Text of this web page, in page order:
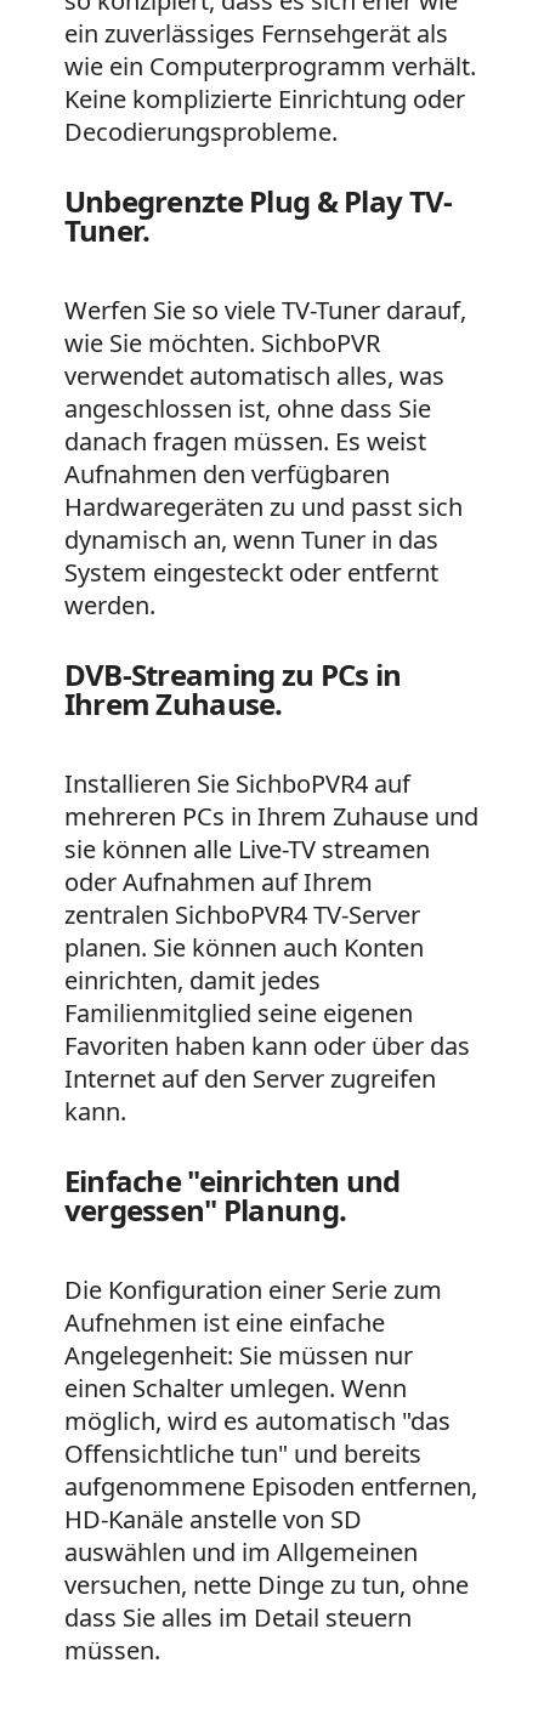
ein zuverlässiges Fernsehgerät als
wie ein Computerprogramm verhält.
Keine komplizierte Einrichtung oder
Decodierungsprobleme.
Unbegrenzte Plug & Play TV-
Tuner.
Werfen Sie so viele TV-Tuner darauf,
wie Sie möchten. SichboPVR
verwendet automatisch alles, was
angeschlossen ist, ohne dass Sie
danach fragen müssen. Es weist
Aufnahmen den verfügbaren
Hardwaregeräten zu und passt sich
dynamisch an, wenn Tuner in das
System eingesteckt oder entfernt
werden.
DVB-Streaming zu PCs in
Ihrem Zuhause.
Installieren Sie SichboPVR4 auf
mehreren PCs in Ihrem Zuhause und
sie können alle Live-TV streamen
oder Aufnahmen auf Ihrem
zentralen SichboPVR4 TV-Server
planen. Sie können auch Konten
einrichten, damit jedes
Familienmitglied seine eigenen
Favoriten haben kann oder über das
Internet auf den Server zugreifen
kann.
Einfache "einrichten und
vergessen" Planung.
Die Konfiguration einer Serie zum
Aufnehmen ist eine einfache
Angelegenheit: Sie müssen nur
einen Schalter umlegen. Wenn
möglich, wird es automatisch "das
Offensichtliche tun" und bereits
aufgenommene Episoden entfernen,
HD-Kanäle anstelle von SD
auswählen und im Allgemeinen
versuchen, nette Dinge zu tun, ohne
dass Sie alles im Detail steuern
müssen.